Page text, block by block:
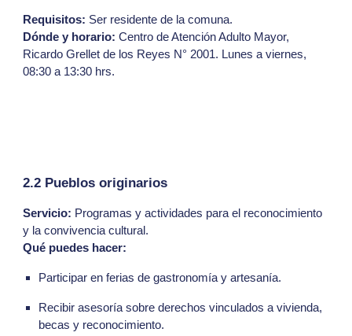
Requisitos: Ser residente de la comuna.
Dónde y horario: Centro de Atención Adulto Mayor,
Ricardo Grellet de los Reyes N° 2001. Lunes a viernes,
08:30 a 13:30 hrs.
2.2 Pueblos originarios
Servicio: Programas y actividades para el reconocimiento
y la convivencia cultural.
Qué puedes hacer:
Participar en ferias de gastronomía y artesanía.
Recibir asesoría sobre derechos vinculados a vivienda,
becas y reconocimiento.